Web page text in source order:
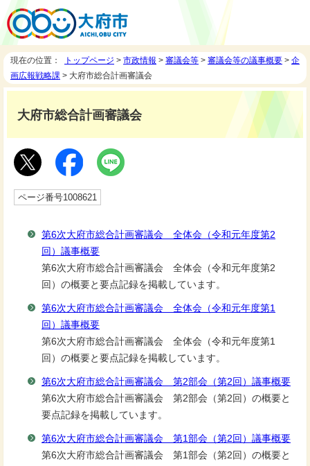
現在の位置： トップページ > 市政情報 > 審議会等 > 審議会等の議事概要 > 企
画広報戦略課 > 大府市総合計画審議会
大府市総合計画審議会
ページ番号1008621
第6次大府市総合計画審議会 全体会（令和元年度第2
回）議事概要
第6次大府市総合計画審議会 全体会（令和元年度第2
回）の概要と要点記録を掲載しています。
第6次大府市総合計画審議会 全体会（令和元年度第1
回）議事概要
第6次大府市総合計画審議会 全体会（令和元年度第1
回）の概要と要点記録を掲載しています。
第6次大府市総合計画審議会 第2部会（第2回）議事概要
第6次大府市総合計画審議会 第2部会（第2回）の概要と
要点記録を掲載しています。
第6次大府市総合計画審議会 第1部会（第2回）議事概要
第6次大府市総合計画審議会 第1部会（第2回）の概要と